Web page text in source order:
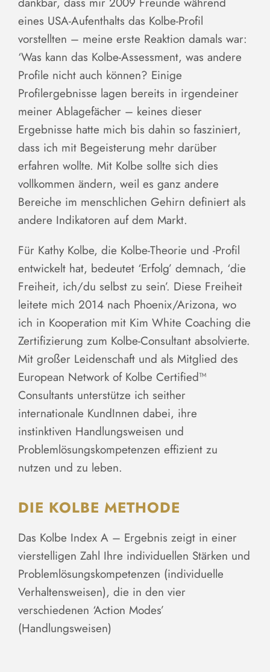
eines USA-Aufenthalts das Kolbe-Profil
vorstellten – meine erste Reaktion damals war:
‘Was kann das Kolbe-Assessment, was andere
Profile nicht auch können? Einige
Profilergebnisse lagen bereits in irgendeiner
meiner Ablagefächer – keines dieser
Ergebnisse hatte mich bis dahin so fasziniert,
dass ich mit Begeisterung mehr darüber
erfahren wollte. Mit Kolbe sollte sich dies
vollkommen ändern, weil es ganz andere
Bereiche im menschlichen Gehirn definiert als
andere Indikatoren auf dem Markt.
Für Kathy Kolbe, die Kolbe-Theorie und -Profil
entwickelt hat, bedeutet ‘Erfolg’ demnach, ‘die
Freiheit, ich/du selbst zu sein’. Diese Freiheit
leitete mich 2014 nach Phoenix/Arizona, wo
ich in Kooperation mit Kim White Coaching die
Zertifizierung zum Kolbe-Consultant absolvierte.
Mit großer Leidenschaft und als Mitglied des
European Network of Kolbe Certified™
Consultants unterstütze ich seither
internationale KundInnen dabei, ihre
instinktiven Handlungsweisen und
Problemlösungskompetenzen effizient zu
nutzen und zu leben.
DIE KOLBE METHODE
Das Kolbe Index A – Ergebnis zeigt in einer
vierstelligen Zahl Ihre individuellen Stärken und
Problemlösungskompetenzen (individuelle
Verhaltensweisen), die in den vier
verschiedenen ‘Action Modes’
(Handlungsweisen)